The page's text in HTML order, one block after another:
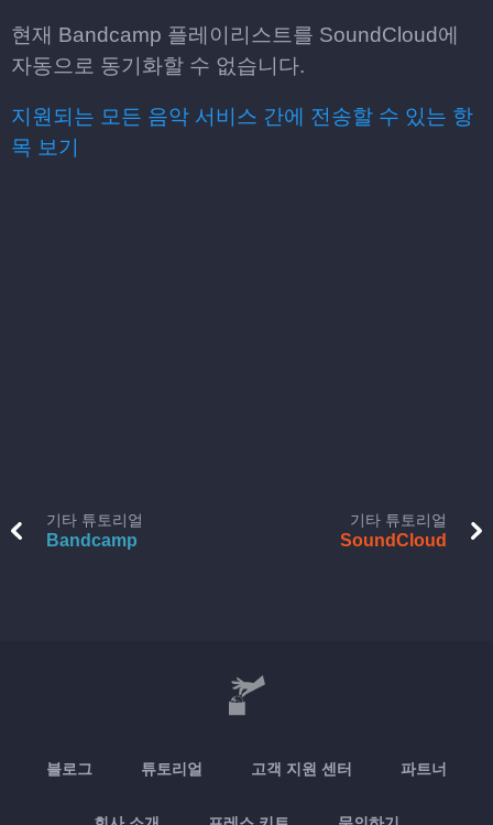
현재 Bandcamp 플레이리스트를 SoundCloud에
자동으로 동기화할 수 없습니다.
지원되는 모든 음악 서비스 간에 전송할 수 있는 항
목 보기
기타 튜토리얼
Bandcamp
기타 튜토리얼
SoundCloud
블로그 튜토리얼 고객 지원 센터 파트너